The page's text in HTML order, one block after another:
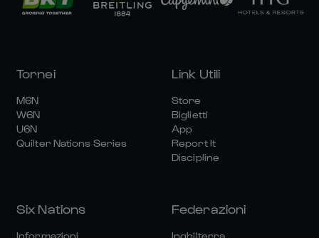
Tornei
M6N
W6N
U6N
Quilter Nations Series
Link Utili
Store
Biglietti
App
Report It
Discipline
Six Nations Federazioni